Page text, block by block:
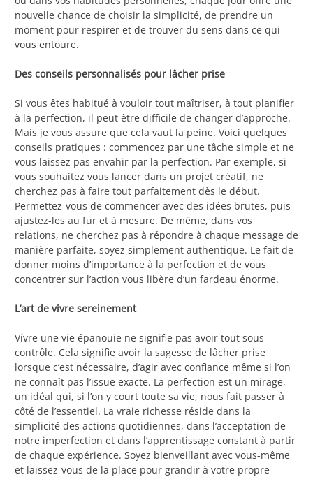
nouvelle chance de choisir la simplicité, de prendre un
moment pour respirer et de trouver du sens dans ce qui
vous entoure.
Des conseils personnalisés pour lâcher prise
Si vous êtes habitué à vouloir tout maîtriser, à tout planifier
à la perfection, il peut être difficile de changer d’approche.
Mais je vous assure que cela vaut la peine. Voici quelques
conseils pratiques : commencez par une tâche simple et ne
vous laissez pas envahir par la perfection. Par exemple, si
vous souhaitez vous lancer dans un projet créatif, ne
cherchez pas à faire tout parfaitement dès le début.
Permettez-vous de commencer avec des idées brutes, puis
ajustez-les au fur et à mesure. De même, dans vos
relations, ne cherchez pas à répondre à chaque message de
manière parfaite, soyez simplement authentique. Le fait de
donner moins d’importance à la perfection et de vous
concentrer sur l’action vous libère d’un fardeau énorme.
L’art de vivre sereinement
Vivre une vie épanouie ne signifie pas avoir tout sous
contrôle. Cela signifie avoir la sagesse de lâcher prise
lorsque c’est nécessaire, d’agir avec confiance même si l’on
ne connaît pas l’issue exacte. La perfection est un mirage,
un idéal qui, si l’on y court toute sa vie, nous fait passer à
côté de l’essentiel. La vraie richesse réside dans la
simplicité des actions quotidiennes, dans l’acceptation de
notre imperfection et dans l’apprentissage constant à partir
de chaque expérience. Soyez bienveillant avec vous-même
et laissez-vous de la place pour grandir à votre propre